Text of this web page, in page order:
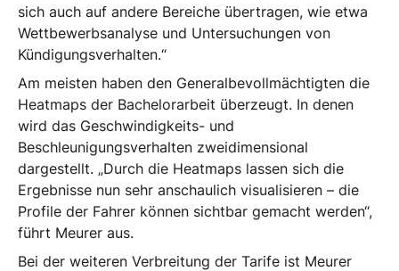
sich auch auf andere Bereiche übertragen, wie etwa
Wettbewerbsanalyse und Untersuchungen von
Kündigungsverhalten.“
Am meisten haben den Generalbevollmächtigten die
Heatmaps der Bachelorarbeit überzeugt. In denen
wird das Geschwindigkeits- und
Beschleunigungsverhalten zweidimensional
dargestellt. „Durch die Heatmaps lassen sich die
Ergebnisse nun sehr anschaulich visualisieren – die
Profile der Fahrer können sichtbar gemacht werden“,
führt Meurer aus.
Bei der weiteren Verbreitung der Tarife ist Meurer